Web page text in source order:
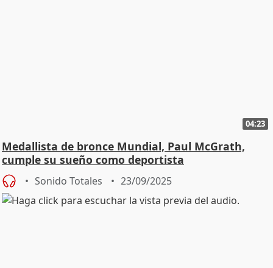
04:23
Medallista de bronce Mundial, Paul McGrath,
cumple su sueño como deportista
Sonido Totales 23/09/2025